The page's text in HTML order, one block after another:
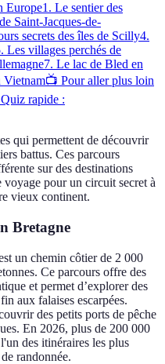
Europe1. Le sentier des
Saint-Jacques-de-
secrets des îles de Scilly4.
Les villages perchés de
7. Le lac de Bled en
Vietnam📺 Pour aller plus loin
rapide :
qui permettent de découvrir
battus. Ces parcours
sur des destinations
pour un circuit secret à
vieux continent.
Bretagne
un chemin côtier de 2 000
Ce parcours offre des
et permet d’explorer des
aux falaises escarpées.
des petits ports de pêche
En 2026, plus de 200 000
des itinéraires les plus
randonnée.